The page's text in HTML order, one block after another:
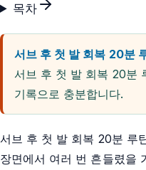
목차
서브 후 첫 발 회복 20분
서브 후 첫 발 회복 20분
기록으로 충분합니다.
서브 후 첫 발 회복 20분 루
장면에서 여러 번 흔들렸을